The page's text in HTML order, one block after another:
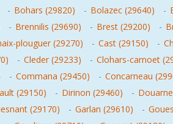
- Bohars (29820) - Bolazec (29640) -
- Brennilis (29690) - Brest (29200) -
plouguer (29270) - Cast (29150) -
- Cleder (29233) - Clohars-carnoet
- Commana (29450) - Concarneau
(29150) - Dirinon (29460) -
(29170) - Garlan (29610) -